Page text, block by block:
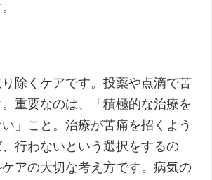
除くケアです。投薬や点滴で苦
重要なのは、「積極的な治療を
」こと。治療が苦痛を招くよう
行わないという選択をするの
アの大切な考え方です。病気の